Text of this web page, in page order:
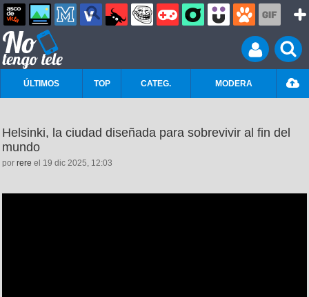
ÚLTIMOS TOP CATEG. MODERA
Helsinki, la ciudad diseñada para sobrevivir al fin del
mundo
por rere el 19 dic 2025, 12:03